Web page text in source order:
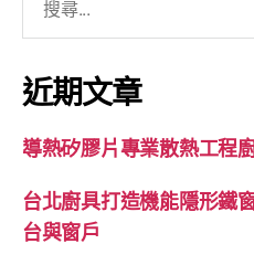
關
鍵
字:
近期文章
導熱矽膠片專業散熱工程
台北廚具打造機能隱形鐵
台與窗戶